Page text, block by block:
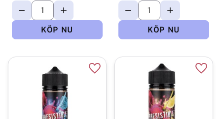
Lägg till i favoriter